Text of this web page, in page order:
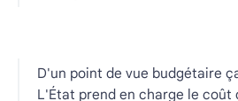
D'un point de vue budgétaire
L'État prend en charge le coût